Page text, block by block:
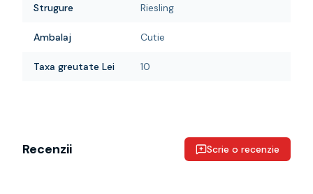
Strugure Riesling
Ambalaj Cutie
Taxa greutate Lei 10
Recenzii Scrie o recenzie